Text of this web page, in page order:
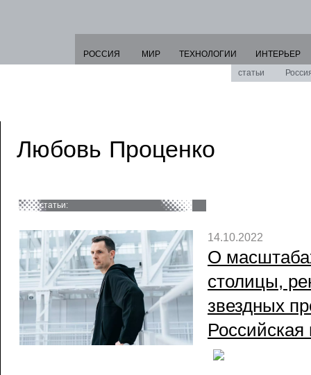
РОССИЯ МИР ТЕХНОЛОГИИ
ИНТЕРЬЕР
статьи
Любовь Проценко
статьи:
14.10.2022
О
столицы,
звездных
Российская